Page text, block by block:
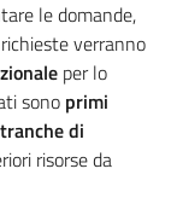
le domande,
verranno
per lo
sono primi
di
risorse da